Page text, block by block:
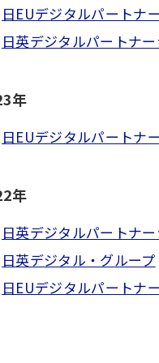
日EUデジタルパートナ
日英デジタルパートナ
年
日EUデジタルパートナ
年
日英デジタルパートナ
日英デジタル・グループ
日EUデジタルパートナ